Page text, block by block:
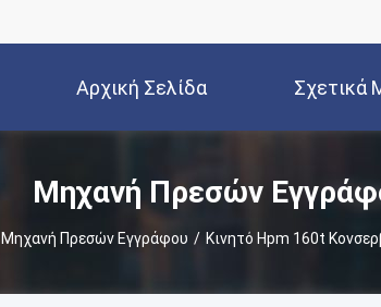
Αρχική Σελίδα Σχετικά
Μηχανή Πρεσών
Μηχανή Πρεσών Εγγράφου / Κινητό Hpm 160t